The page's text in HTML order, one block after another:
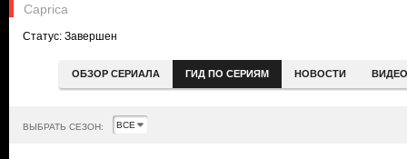
Caprica
Статус: Завершен
ОБЗОР СЕРИАЛА ГИД ПО СЕРИЯМ НОВОСТИ ВИДЕО
ВЫБРАТЬ СЕЗОН: